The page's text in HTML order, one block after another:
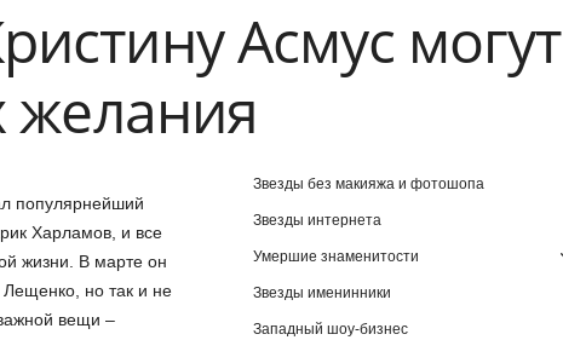
Асмус могут
желания
популярнейший
Харламов, и все
жизни. В марте он
но так и не
вещи –
Звезды без макияжа и фотошопа
Звезды интернета
Умершие знаменитости
Звезды именинники
Западный шоу-бизнес